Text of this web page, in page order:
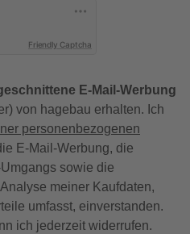
Friendly Captcha
E-Mail-Werbung
von hagebau erhalten. Ich
personenbezogenen
E-Mail-Werbung, die
sowie die
meiner Kaufdaten,
umfasst, einverstanden.
ich jederzeit widerrufen.